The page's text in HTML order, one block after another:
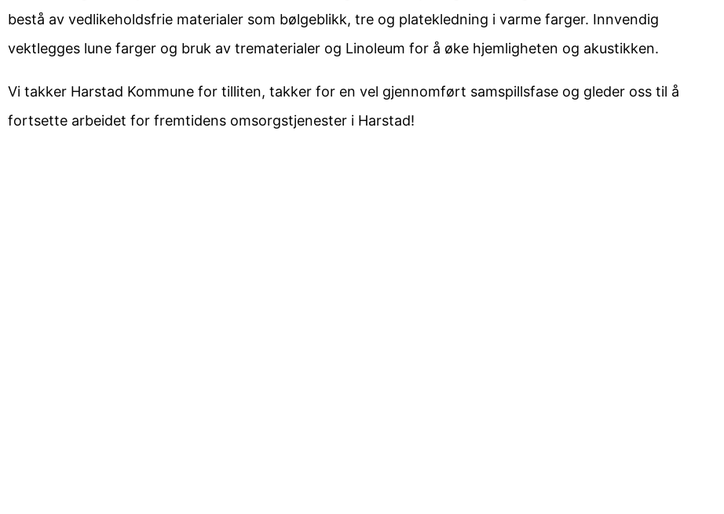
bestå av vedlikeholdsfrie materialer som bølgeblikk, tre og platekledning i varme farger. Innvendig
vektlegges lune farger og bruk av trematerialer og Linoleum for å øke hjemligheten og akustikken.
Vi takker Harstad Kommune for tilliten, takker for en vel gjennomført samspillsfase og gleder oss til å
fortsette arbeidet for fremtidens omsorgstjenester i Harstad!